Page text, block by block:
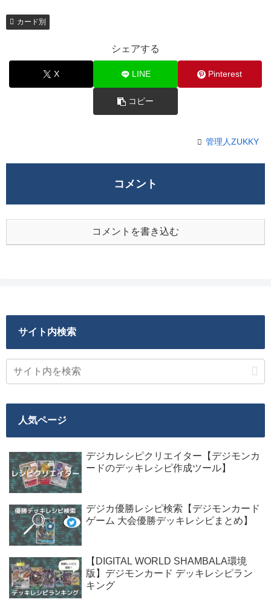
カード別
シェアする
X LINE Pinterest
コピー
管理人ZUKKY
コメント
コメントを書き込む
サイト内検索
人気ページ
デジカレシピクリエイター【デジモンカ
ードのデッキレシピ作成ツール】
デジカ優勝レシピ検索【デジモンカード
ゲーム 大会優勝デッキレシピまとめ】
【DIGITAL WORLD SHAMBALA環境
版】デジモンカード デッキレシピラン
キング